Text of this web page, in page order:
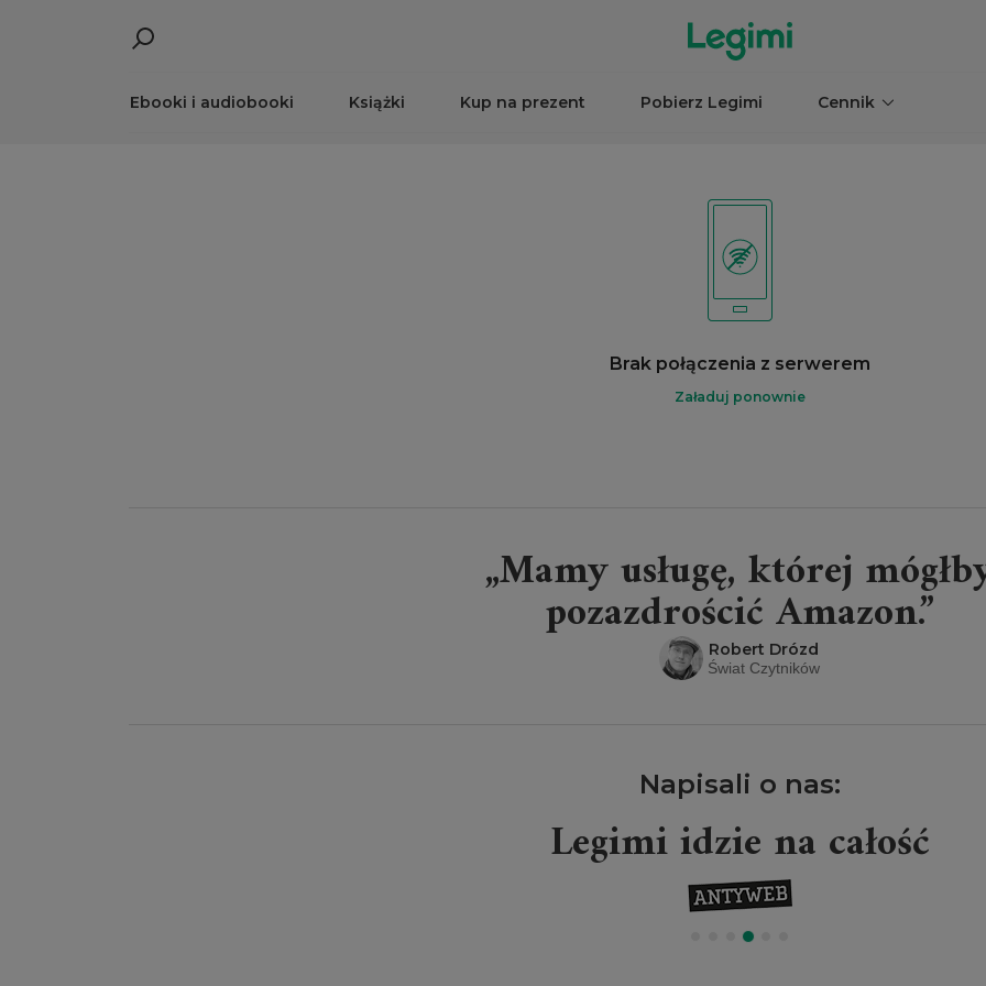
Ebooki i audiobooki Książki Kup na prezent Pobierz Legimi Cennik
Brak połączenia z serwerem
Załaduj ponownie
„Mamy usługę, której
pozazdrościć Amazon.”
Robert Drózd
Świat Czytników
Napisali o nas:
Legimi idzie na całość